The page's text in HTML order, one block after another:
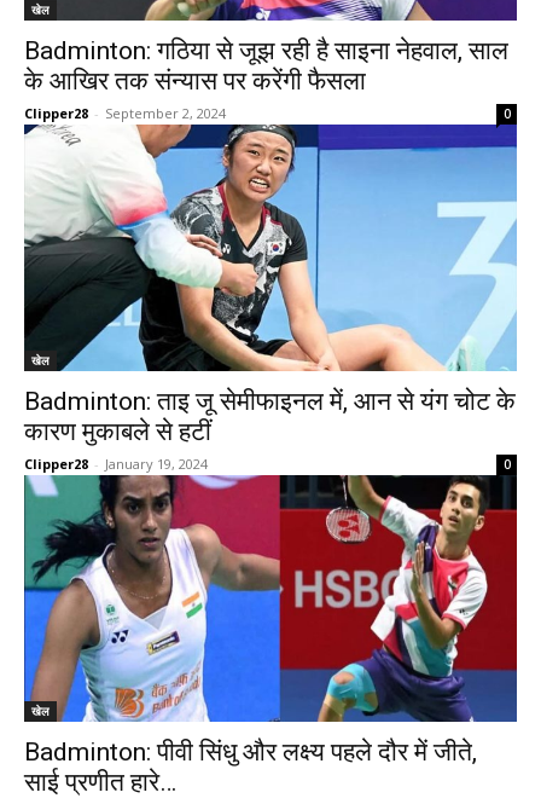
खेल
Badminton: गठिया से जूझ रही है साइना नेहवाल, साल
के आखिर तक संन्यास पर करेंगी फैसला
Clipper28 - September 2, 2024 0
खेल
Badminton: ताइ जू सेमीफाइनल में, आन से यंग चोट के
कारण मुकाबले से हटीं
Clipper28 - January 19, 2024 0
खेल
Badminton: पीवी सिंधु और लक्ष्य पहले दौर में जीते,
साई प्रणीत हारे…